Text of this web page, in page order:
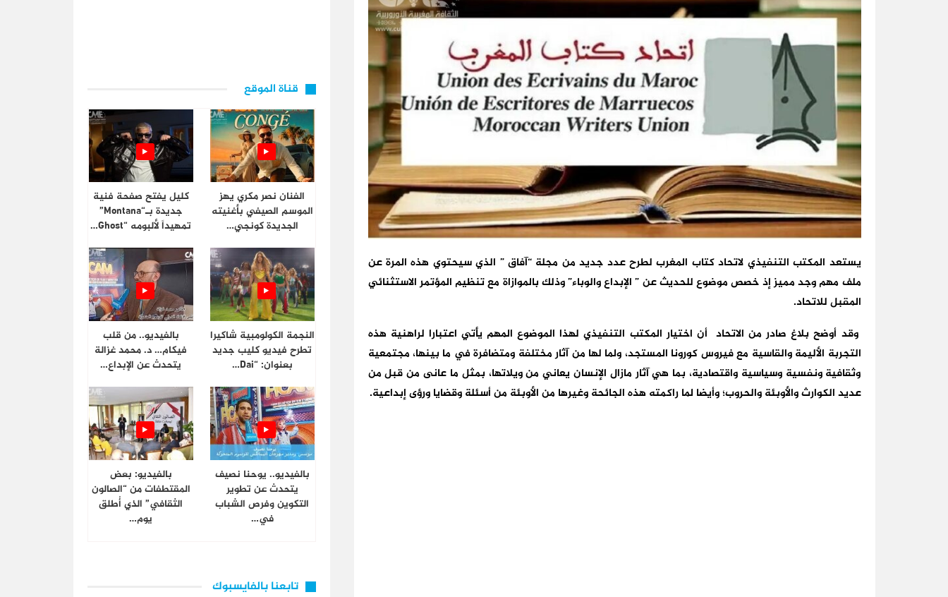
يستعد المكتب التنفيذي لاتحاد كتاب المغرب لطرح عدد جديد من مجلة “آفاق ” الذي سيحتوي هذه المرة عن
ملف مهم وجد مميز إذ خصص موضوع للحديث عن ” الإبداع والوباء” وذلك بالموازاة مع تنظيم المؤتمر الاستثنائي
المقبل للاتحاد.
وقد أوضح بلاغ صادر من الاتحاد أن اختيار المكتب التنفيذي لهذا الموضوع المهم يأتي اعتبارا لراهنية هذه
التجربة الأليمة والقاسية مع فيروس كورونا المستجد، ولما لها من آثار مختلفة ومتضافرة في ما بينها، مجتمعية
وثقافية ونفسية وسياسية واقتصادية، بما هي آثار مازال الإنسان يعاني من ويلاتها، بمثل ما عانى من قبل من
عديد الكوارث والأوبئة والحروب؛ وأيضا لما راكمته هذه الجائحة وغيرها من الأوبئة من أسئلة وقضايا ورؤى إبداعية.
قناة الموقع
الفنان نصر مكري يهز
الموسم الصيفي بأغنيته
الجديدة كونجي…
كليل يفتح صفحة فنية
جديدة بـ“Montana”
تمهيداً لألبومه “Ghost…
النجمة الكولومبية شاكيرا
تطرح فيديو كليب جديد
بعنوان: “Dai…
بالفيديو.. من قلب
فيكام… د. محمد غزالة
يتحدث عن الإبداع…
بالفيديو.. يوحنا نصيف
يتحدث عن تطوير
التكوين وفرص الشباب
في…
بالفيديو: بعض
المقتطفات من “الصالون
الثقافي” الذي أُطلق
يوم…
تابعنا بالفايسبوك